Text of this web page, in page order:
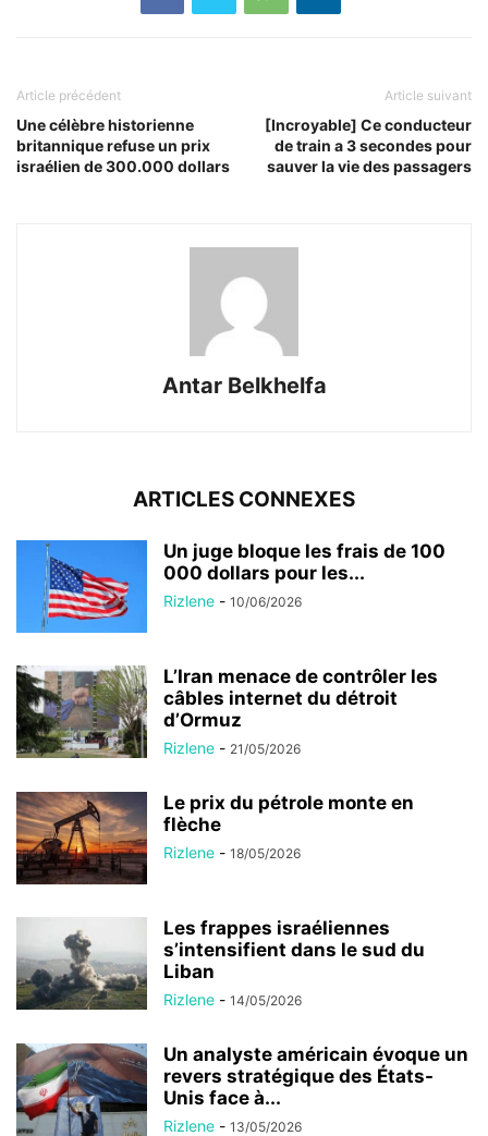
Article précédent
Une célèbre historienne
britannique refuse un prix
israélien de 300.000 dollars
Article suivant
[Incroyable] Ce conducteur
de train a 3 secondes pour
sauver la vie des passagers
Antar Belkhelfa
ARTICLES CONNEXES
Un juge bloque les frais de 100
000 dollars pour les...
Rizlene - 10/06/2026
L’Iran menace de contrôler les
câbles internet du détroit
d’Ormuz
Rizlene - 21/05/2026
Le prix du pétrole monte en
flèche
Rizlene - 18/05/2026
Les frappes israéliennes
s’intensifient dans le sud du
Liban
Rizlene - 14/05/2026
Un analyste américain évoque un
revers stratégique des États-
Unis face à...
Rizlene - 13/05/2026